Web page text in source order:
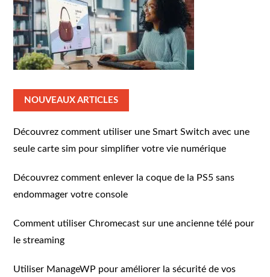
NOUVEAUX ARTICLES
Découvrez comment utiliser une Smart Switch avec une
seule carte sim pour simplifier votre vie numérique
Découvrez comment enlever la coque de la PS5 sans
endommager votre console
Comment utiliser Chromecast sur une ancienne télé pour
le streaming
Utiliser ManageWP pour améliorer la sécurité de vos